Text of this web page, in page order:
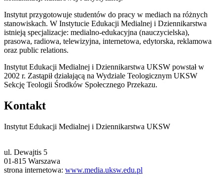
Instytut przygotowuje studentów do pracy w mediach na różnych
stanowiskach. W Instytucie Edukacji Medialnej i Dziennikarstwa
istnieją specjalizacje: medialno-edukacyjna (nauczycielska),
prasowa, radiowa, telewizyjna, internetowa, edytorska, reklamowa
oraz public relations.
Instytut Edukacji Medialnej i Dziennikarstwa UKSW powstał w
2002 r. Zastąpił działającą na Wydziale Teologicznym UKSW
Sekcję Teologii Środków Społecznego Przekazu.
Kontakt
Instytut Edukacji Medialnej i Dziennikarstwa UKSW
ul. Dewajtis 5
01-815 Warszawa
strona internetowa: www.media.uksw.edu.pl